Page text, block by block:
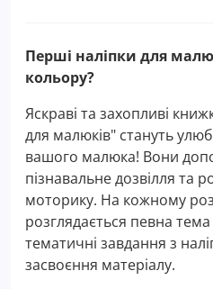
Перші наліпки для
кольору?
Яскраві та захопливі
для малюків" стануть
вашого малюка! Вони
пізнавальне дозвілля та
моторику. На кожному
розглядається певна
тематичні завдання з
засвоєння матеріалу.